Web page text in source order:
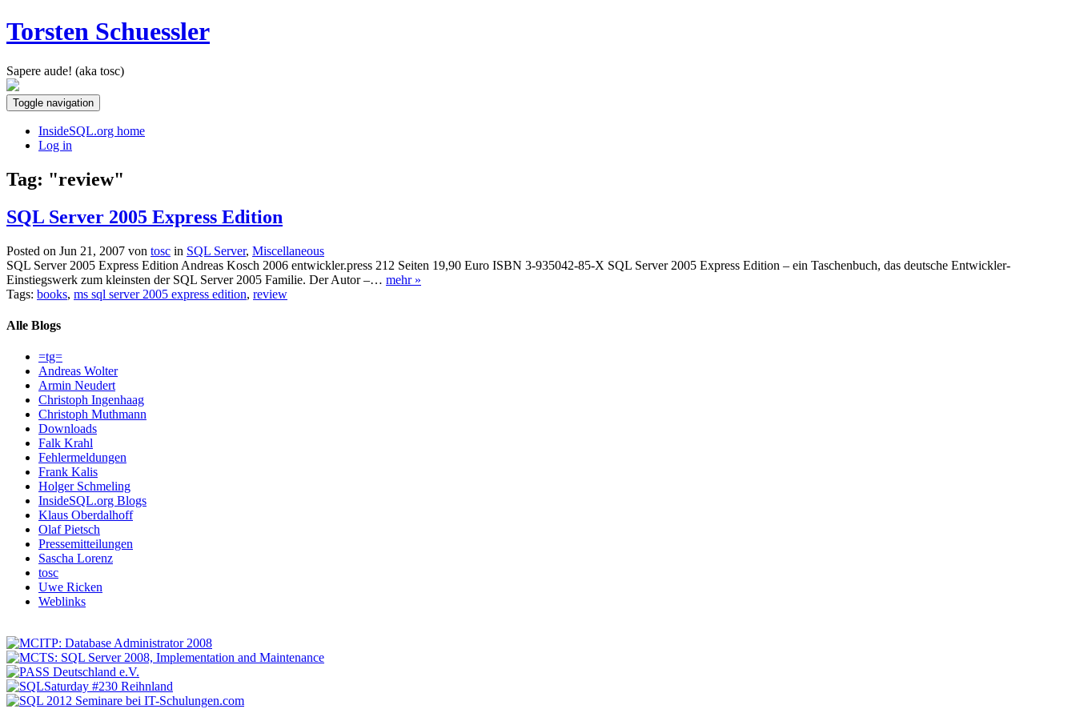
Torsten Schuessler
Sapere aude! (aka tosc)
Toggle navigation
InsideSQL.org home
Log in
Tag: "review"
SQL Server 2005 Express Edition
Posted on Jun 21, 2007 von tosc in SQL Server, Miscellaneous
SQL Server 2005 Express Edition Andreas Kosch 2006 entwickler.press 212 Seiten 19,90 Euro ISBN 3-935042-85-X SQL Server 2005 Express Edition – ein Taschenbuch, das deutsche Entwickler-
Einstiegswerk zum kleinsten der SQL Server 2005 Familie. Der Autor –… mehr »
Tags: books, ms sql server 2005 express edition, review
Alle Blogs
=tg=
Andreas Wolter
Armin Neudert
Christoph Ingenhaag
Christoph Muthmann
Downloads
Falk Krahl
Fehlermeldungen
Frank Kalis
Holger Schmeling
InsideSQL.org Blogs
Klaus Oberdalhoff
Olaf Pietsch
Pressemitteilungen
Sascha Lorenz
tosc
Uwe Ricken
Weblinks